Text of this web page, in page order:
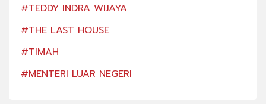
#TEDDY INDRA WIJAYA
#THE LAST HOUSE
#TIMAH
#MENTERI LUAR NEGERI